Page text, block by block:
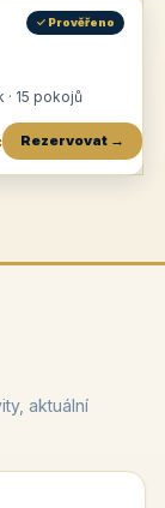
✓ Prověřeno
· 15 pokojů
Rezervovat →
aktuální